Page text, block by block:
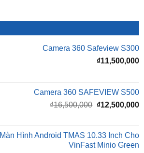
Camera 360 Safeview S300
₫11,500,000
Camera 360 SAFEVIEW S500
₫16,500,000 Giá
₫16,500,000.
₫12,500,000
Màn Hình Android TMAS 10.33 Inch Cho
VinFast Minio Green